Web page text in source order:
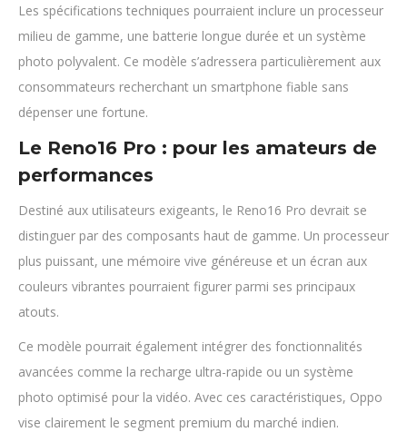
Les spécifications techniques pourraient inclure un processeur
milieu de gamme, une batterie longue durée et un système
photo polyvalent. Ce modèle s’adressera particulièrement aux
consommateurs recherchant un smartphone fiable sans
dépenser une fortune.
Le Reno16 Pro : pour les amateurs de
performances
Destiné aux utilisateurs exigeants, le Reno16 Pro devrait se
distinguer par des composants haut de gamme. Un processeur
plus puissant, une mémoire vive généreuse et un écran aux
couleurs vibrantes pourraient figurer parmi ses principaux
atouts.
Ce modèle pourrait également intégrer des fonctionnalités
avancées comme la recharge ultra-rapide ou un système
photo optimisé pour la vidéo. Avec ces caractéristiques, Oppo
vise clairement le segment premium du marché indien.